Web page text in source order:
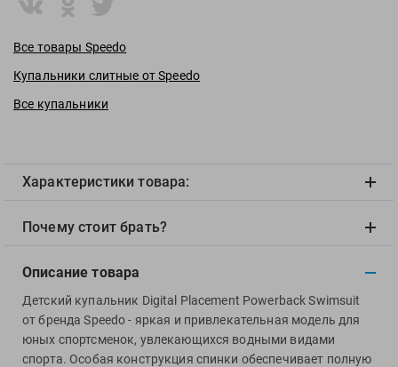
ZOGGS
Альфапластик
ВФП
Журнал "Плавание"
Издательство "Эксмо"
Издательство «Тулома»
Фитосила
Все товары Speedo
Купальники слитные от Speedo
Все купальники
Характеристики товара:
Почему стоит брать?
Описание товара
Детский купальник Digital Placement Powerback Swimsuit
от бренда Speedo - яркая и привлекательная модель для
юных спортсменок, увлекающихся водными видами
спорта. Особая конструкция спинки обеспечивает полную